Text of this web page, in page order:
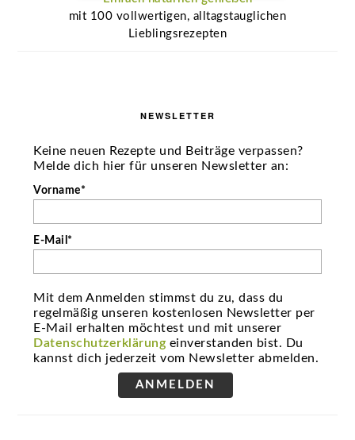
mit 100 vollwertigen, alltagstauglichen
Lieblingsrezepten
NEWSLETTER
Keine neuen Rezepte und Beiträge verpassen?
Melde dich hier für unseren Newsletter an:
Vorname*
E-Mail*
Mit dem Anmelden stimmst du zu, dass du
regelmäßig unseren kostenlosen Newsletter per
E-Mail erhalten möchtest und mit unserer
Datenschutzerklärung einverstanden bist. Du
kannst dich jederzeit vom Newsletter abmelden.
ANMELDEN